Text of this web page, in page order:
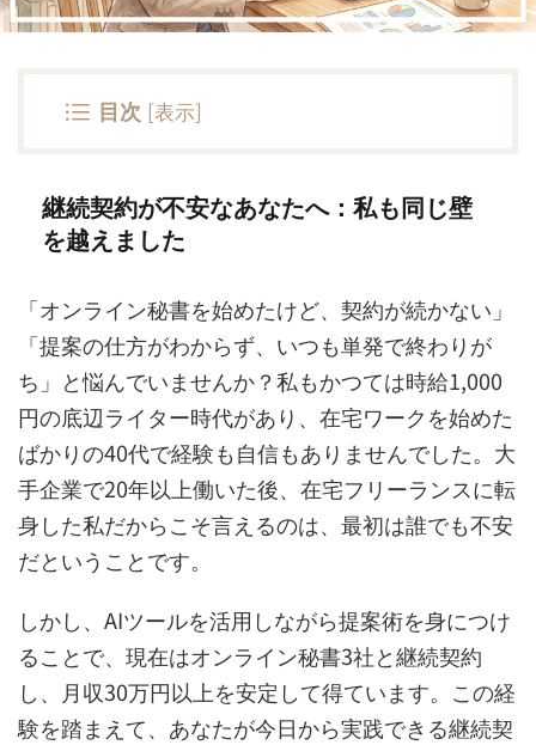
目次 [表示]
継続契約が不安なあなたへ：私も同じ壁
を越えました
「オンライン秘書を始めたけど、契約が続かない」
「提案の仕方がわからず、いつも単発で終わりが
ち」と悩んでいませんか？私もかつては時給1,000
円の底辺ライター時代があり、在宅ワークを始めた
ばかりの40代で経験も自信もありませんでした。大
手企業で20年以上働いた後、在宅フリーランスに転
身した私だからこそ言えるのは、最初は誰でも不安
だということです。
しかし、AIツールを活用しながら提案術を身につけ
ることで、現在はオンライン秘書3社と継続契約
し、月収30万円以上を安定して得ています。この経
験を踏まえて、あなたが今日から実践できる継続契